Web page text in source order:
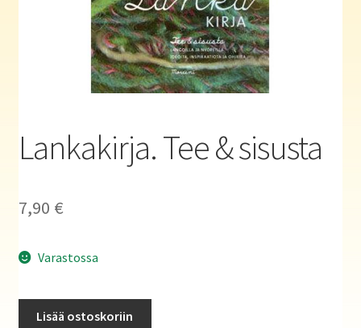
Auringon kirja- ja paperipuodit verkossa
Lankakirja. Tee & sisusta
7,90 €
Varastossa
Lisää ostoskoriin